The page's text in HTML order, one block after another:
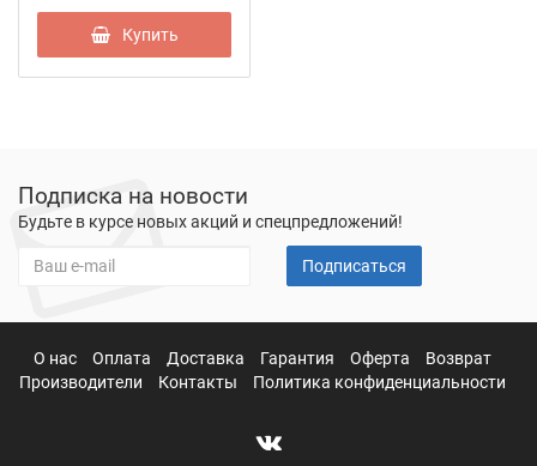
Купить
Подписка на новости
Будьте в курсе новых акций и спецпредложений!
Подписаться
О нас Оплата Доставка Гарантия Оферта
Возврат
Производители
Контакты Политика конфиденциальности